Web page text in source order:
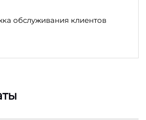
обслуживания клиентов